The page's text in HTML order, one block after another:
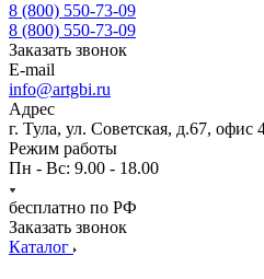
8 (800) 550-73-09
8 (800) 550-73-09
Заказать звонок
E-mail
info@artgbi.ru
Адрес
г. Тула, ул. Советская, д.67, офис
Режим работы
Пн - Вс: 9.00 - 18.00
бесплатно по РФ
Заказать звонок
Каталог